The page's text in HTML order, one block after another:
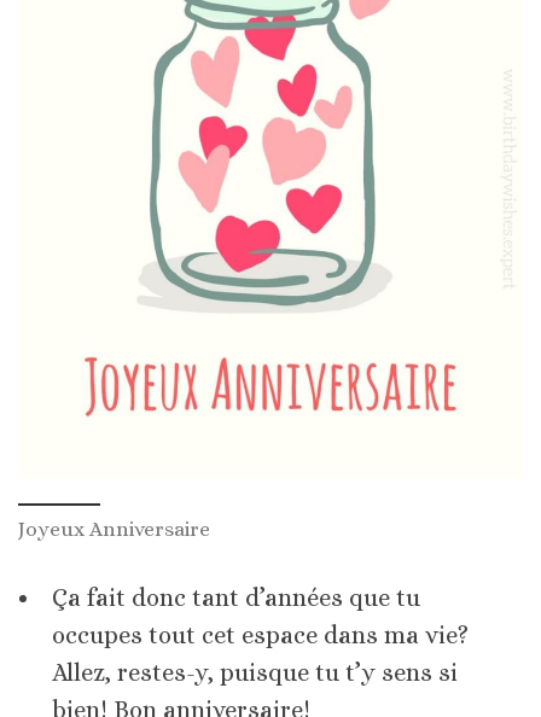
Joyeux Anniversaire
Ça fait donc tant d’années que tu
occupes tout cet espace dans ma vie?
Allez, restes-y, puisque tu t’y sens si
bien! Bon anniversaire!